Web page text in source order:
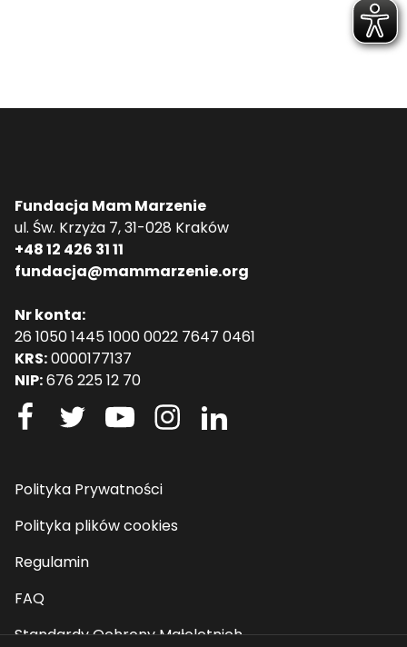
Fundacja Mam Marzenie
ul. Św. Krzyża 7, 31-028 Kraków
+48 12 426 31 11
fundacja@mammarzenie.org
Nr konta:
26 1050 1445 1000 0022 7647 0461
KRS:0000177137
NIP:676 225 12 70
Polityka Prywatności
Polityka plików cookies
Regulamin
FAQ
Standardy Ochrony Małoletnich